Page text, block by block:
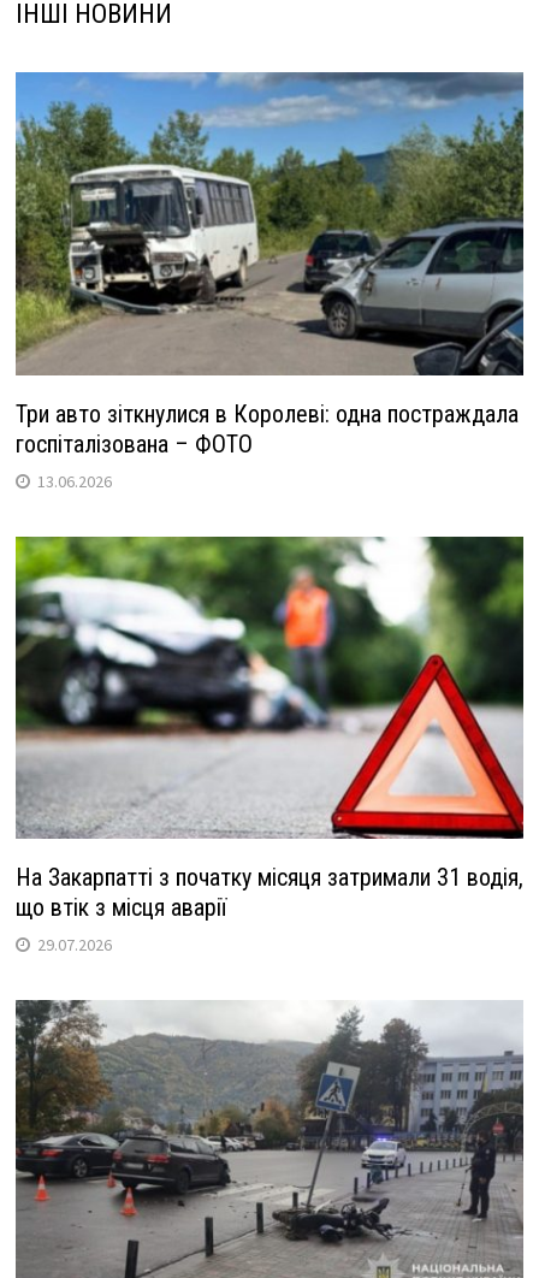
ІНШІ НОВИНИ
Три авто зіткнулися в Королеві: одна постраждала
госпіталізована – ФОТО
13.06.2026
На Закарпатті з початку місяця затримали 31 водія,
що втік з місця аварії
29.07.2026